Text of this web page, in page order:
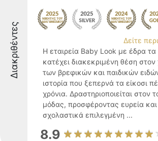
Διακριθέντες
Δείτε
Η εταιρεία Baby Look με έδρα τα
κατέχει διακεκριμένη θέση
των βρεφικών και παιδικών
ιστορία που ξεπερνά τα είκοσι
χρόνια. Δραστηριοποιείται στον
μόδας, προσφέροντας ευρεία και
σχολαστικά επιλεγμένη ...
8.9